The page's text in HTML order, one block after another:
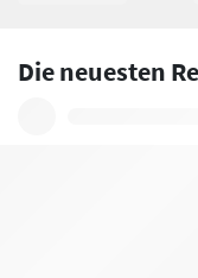
Die neuesten